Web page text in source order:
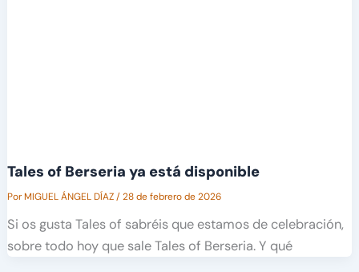
Tales of Berseria ya está disponible
PorMIGUEL ÁNGEL DÍAZ/28 de febrero de 2026
Si os gusta Tales of sabréis que estamos de celebración,
sobre todo hoy que sale Tales of Berseria. Y qué